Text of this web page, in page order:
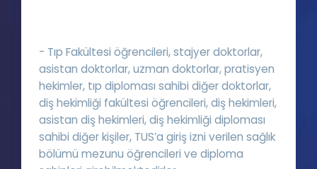
- Tıp Fakültesi öğrencileri, stajyer doktorlar,
asistan doktorlar, uzman doktorlar, pratisyen
hekimler, tıp diploması sahibi diğer doktorlar,
diş hekimliği fakültesi öğrencileri, diş hekimleri,
asistan diş hekimleri, diş hekimliği diploması
sahibi diğer kişiler, TUS’a giriş izni verilen sağlık
bölümü mezunu öğrencileri ve diploma